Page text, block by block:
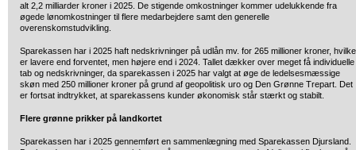
alt 2,2 milliarder kroner i 2025. De stigende omkostninger kommer udelukkende fra
øgede lønomkostninger til flere medarbejdere samt den generelle
overenskomstudvikling.
Sparekassen har i 2025 haft nedskrivninger på udlån mv. for 265 millioner kroner,
er lavere end forventet, men højere end i 2024. Tallet dækker over meget få individuelle
tab og nedskrivninger, da sparekassen i 2025 har valgt at øge de ledelsesmæssige
skøn med 250 millioner kroner på grund af geopolitisk uro og Den Grønne Trepart. Det
er fortsat indtrykket, at sparekassens kunder økonomisk står stærkt og stabilt.
Flere grønne prikker på landkortet
Sparekassen har i 2025 gennemført en sammenlægning med Sparekassen Djursland.